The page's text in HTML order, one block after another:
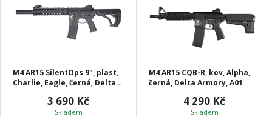
M4 AR15 SilentOps 9", plast,
Charlie, Eagle, černá, Delta
3 690 Kč
Skladem
M4 AR15 CQB-R, kov, Alpha,
černá, Delta Armory, A01
4 290 Kč
Skladem